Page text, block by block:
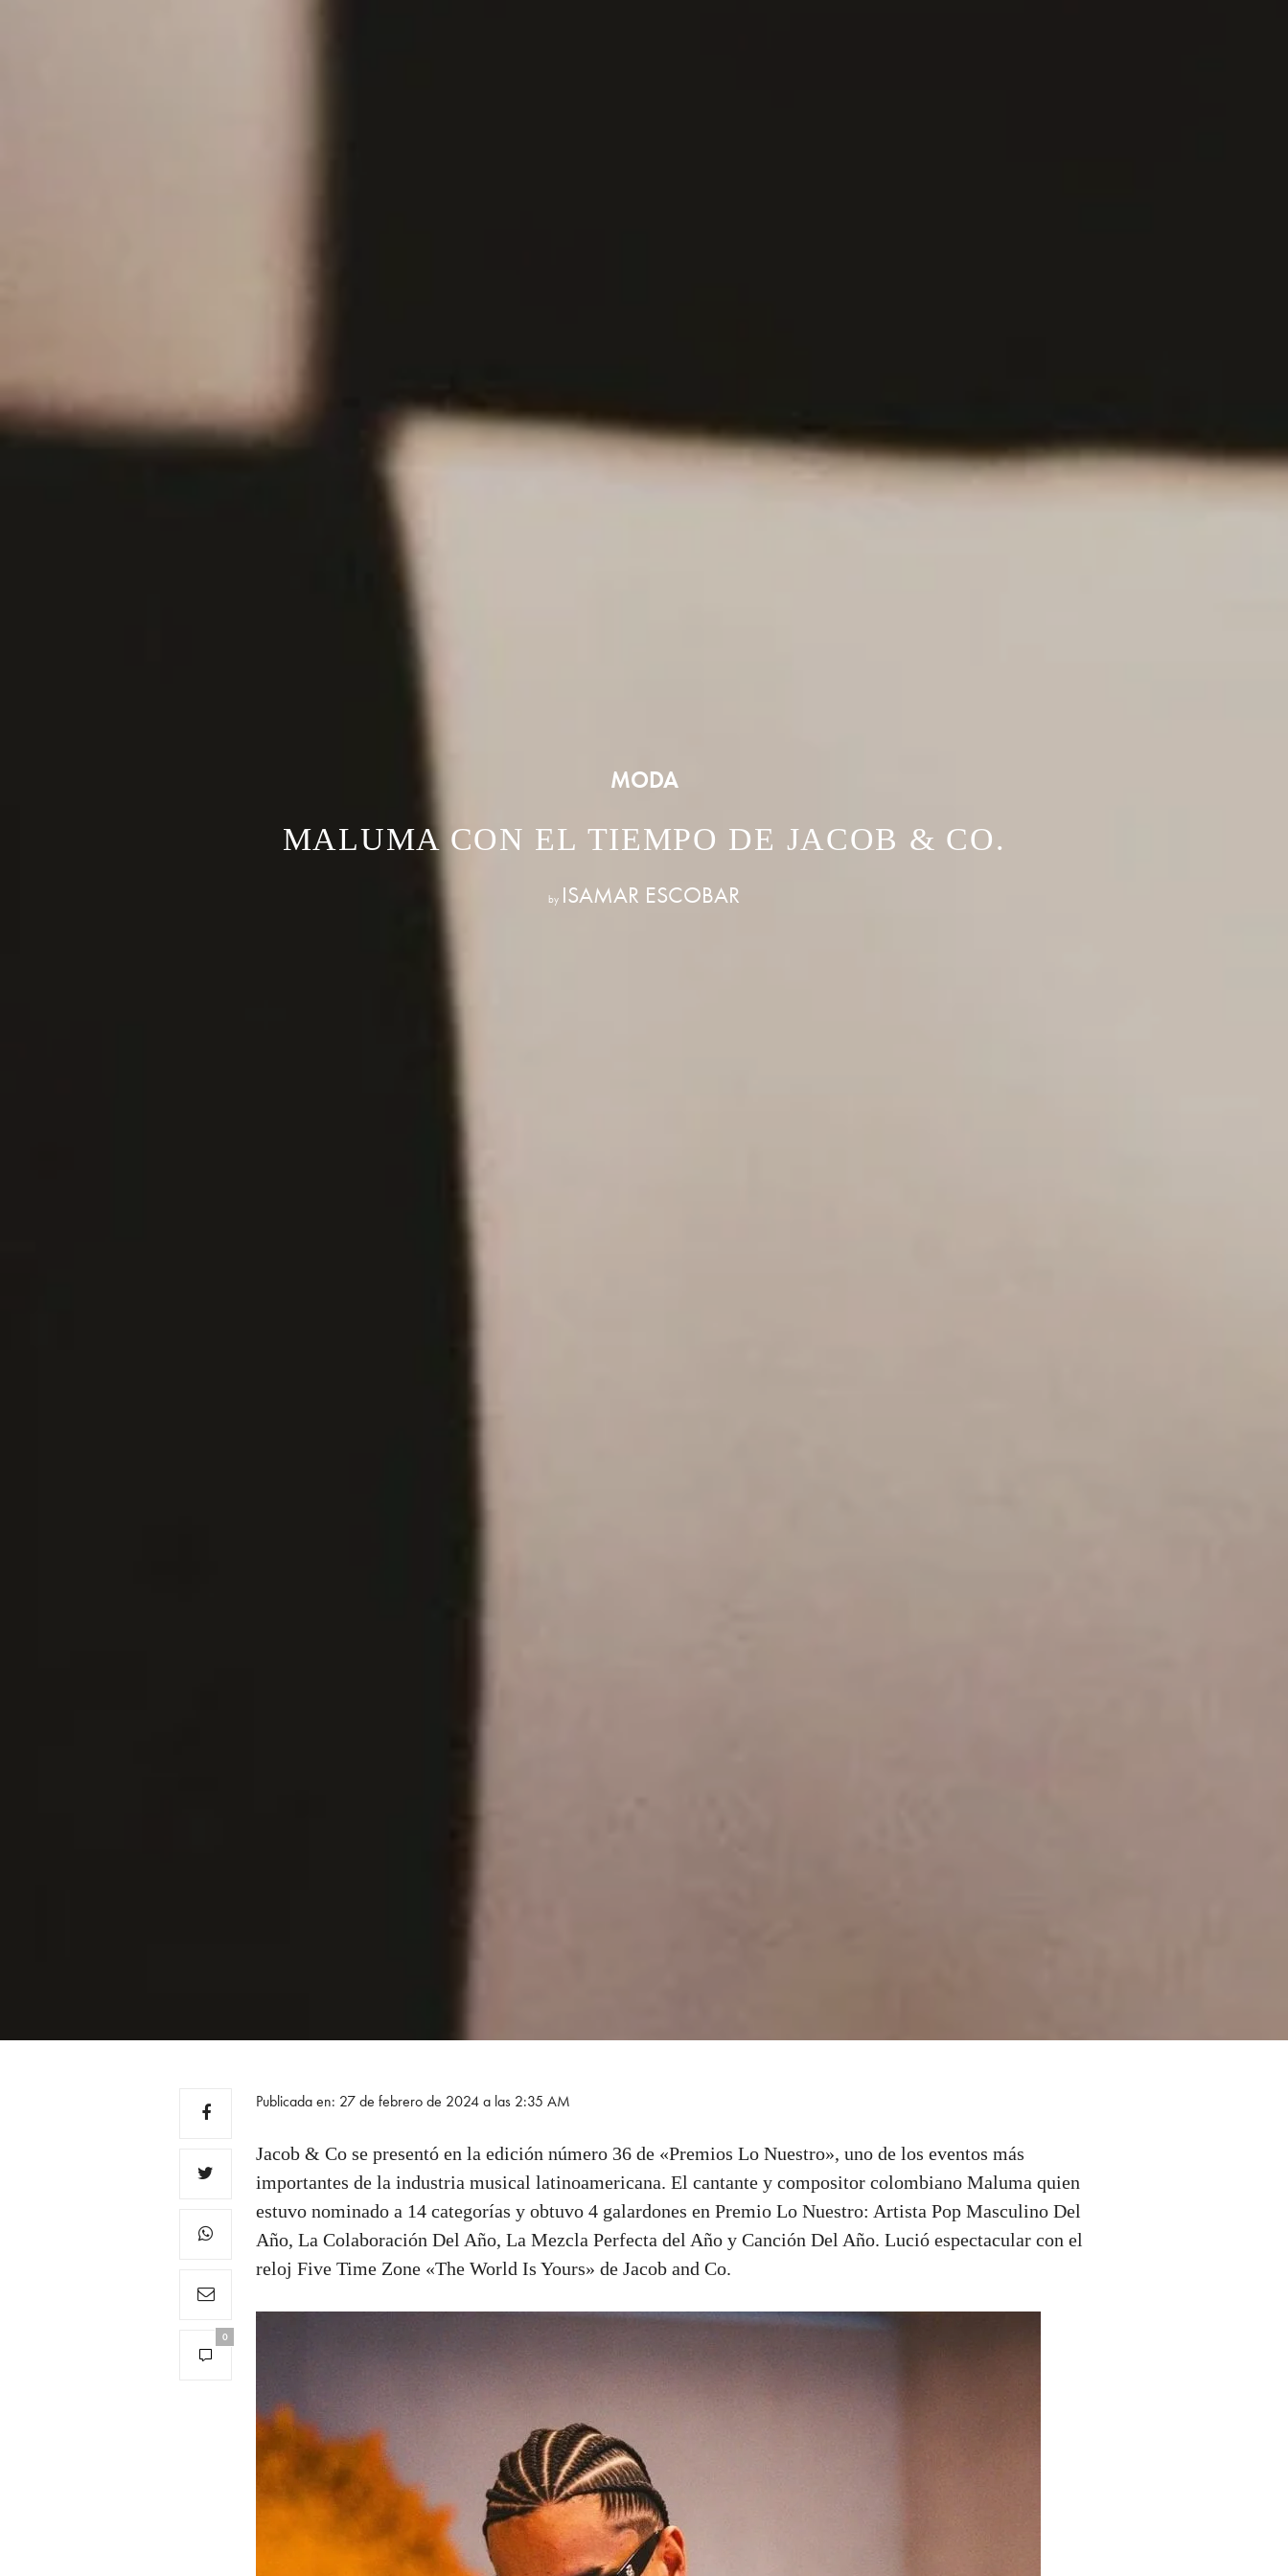
MODA
MALUMA CON EL TIEMPO DE JACOB & CO.
by ISAMAR ESCOBAR
0
Publicada en: 27 de febrero de 2024 a las 2:35 AM
Jacob & Co se presentó en la edición número 36 de «Premios Lo Nuestro», uno de los eventos más
importantes de la industria musical latinoamericana. El cantante y compositor colombiano Maluma quien
estuvo nominado a 14 categorías y obtuvo 4 galardones en Premio Lo Nuestro: Artista Pop Masculino Del
Año, La Colaboración Del Año, La Mezcla Perfecta del Año y Canción Del Año. Lució espectacular con el
reloj Five Time Zone «The World Is Yours» de Jacob and Co.